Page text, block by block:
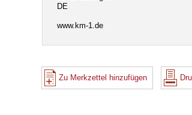
DE
www.km-1.de
Zu Merkzettel hinzufügen